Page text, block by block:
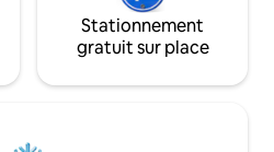
Stationnement
gratuit sur place